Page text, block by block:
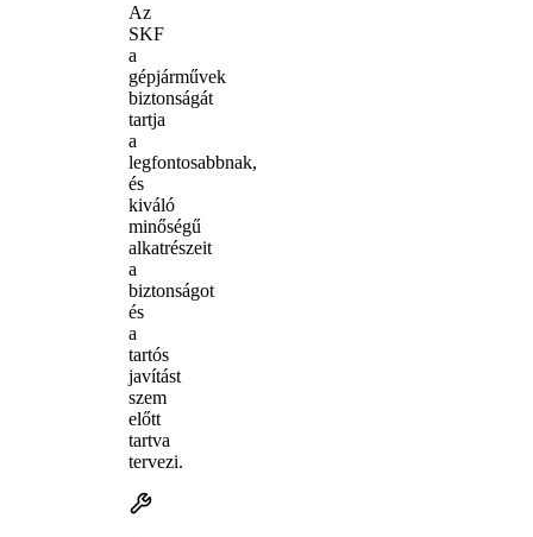
Az
SKF
a
gépjárművek
biztonságát
tartja
a
legfontosabbnak,
és
kiváló
minőségű
alkatrészeit
a
biztonságot
és
a
tartós
javítást
szem
előtt
tartva
tervezi.